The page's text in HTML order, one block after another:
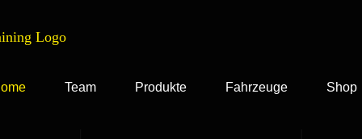
Team Produkte Fahrzeuge Shop